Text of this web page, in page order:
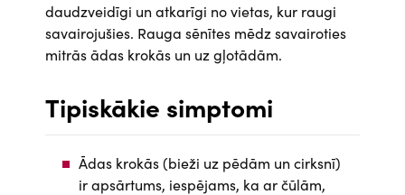
daudzveidīgi un atkarīgi no vietas, kur raugi
savairojušies. Rauga sēnītes mēdz savairoties
mitrās ādas krokās un uz gļotādām.
Tipiskākie simptomi
Ādas krokās (bieži uz pēdām un cirksnī)
ir apsārtums, iespējams, ka ar čūlām,